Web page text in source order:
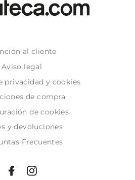
al cliente
Aviso legal
privacidad y cookies
de compra
de cookies
y devoluciones
Frecuentes